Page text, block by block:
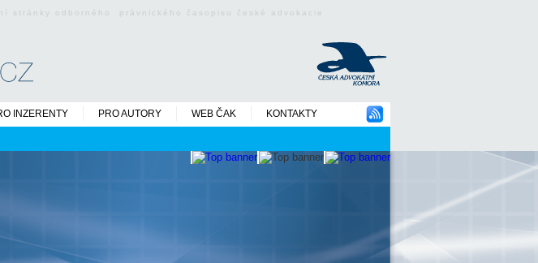
stránky odborného právnického časopisu české advokacie
INZERENTY PRO AUTORY WEB ČAK KONTAKTY